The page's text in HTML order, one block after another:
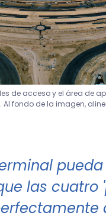
de acceso y el área de
fondo de la imagen,
las cuatro